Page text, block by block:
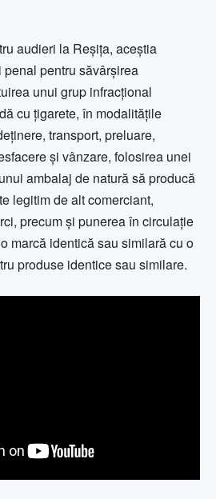
audieri la Reșița, aceștia
pentru săvârșirea
unui grup infracțional
cu țigarete, în modalitățile
transport, preluare,
şi vânzare, folosirea unei
ambalaj de natură să producă
legitim de alt comerciant,
precum și punerea în circulaţie
marcă identică sau similară cu o
produse identice sau similare.